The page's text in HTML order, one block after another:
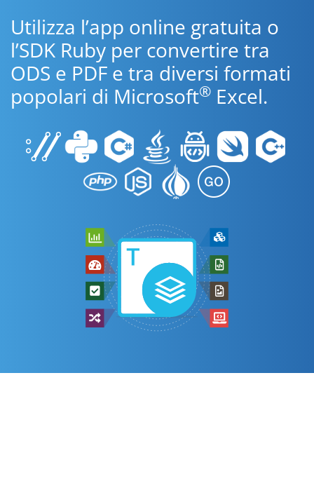
Utilizza l’app online gratuita o
l’SDK Ruby per convertire tra
ODS e PDF e tra diversi formati
popolari di Microsoft® Excel.